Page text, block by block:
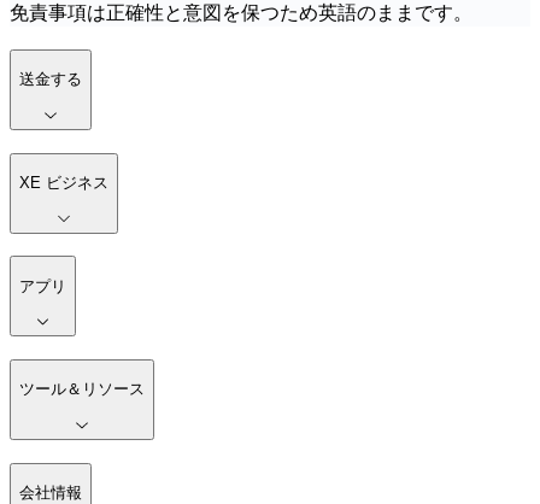
免責事項は正確性と意図を保つため英語のままです。
送金する
XE ビジネス
アプリ
ツール＆リソース
会社情報